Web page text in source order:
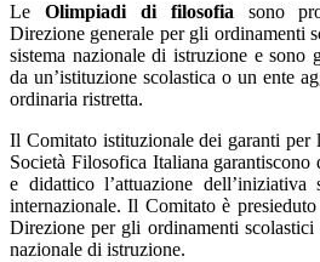
Le Olimpiadi di filosofia
sono
Direzione generale per gli ordinamenti
sistema nazionale di istruzione e sono
da un’istituzione scolastica o un ente
ordinaria ristretta.
Il Comitato istituzionale dei garanti
Società Filosofica Italiana
e didattico l’attuazione
internazionale. Il Comitato è
Direzione per gli ordinamenti scolastici
nazionale di istruzione.